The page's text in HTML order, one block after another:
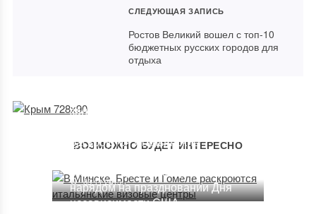
СЛЕДУЮЩАЯ ЗАПИСЬ
Ростов Великий вошел с топ-10
бюджетных русских городов для
отдыха
ВОЗМОЖНО БУДЕТ ИНТЕРЕСНО
задержали в Пулково на 30
23.06.2017
раскроются итальянские
03.11.2015
Мелания Трамп покорила
нарядом на праздновании Дня
независимости США